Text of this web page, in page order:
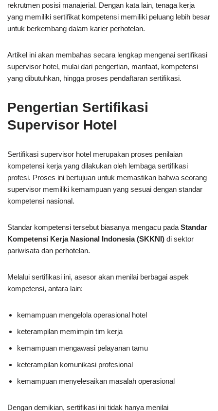
rekrutmen posisi manajerial. Dengan kata lain, tenaga kerja
yang memiliki sertifikat kompetensi memiliki peluang lebih besar
untuk berkembang dalam karier perhotelan.
Artikel ini akan membahas secara lengkap mengenai sertifikasi
supervisor hotel, mulai dari pengertian, manfaat, kompetensi
yang dibutuhkan, hingga proses pendaftaran sertifikasi.
Pengertian Sertifikasi
Supervisor Hotel
Sertifikasi supervisor hotel merupakan proses penilaian
kompetensi kerja yang dilakukan oleh lembaga sertifikasi
profesi. Proses ini bertujuan untuk memastikan bahwa seorang
supervisor memiliki kemampuan yang sesuai dengan standar
kompetensi nasional.
Standar kompetensi tersebut biasanya mengacu pada Standar
Kompetensi Kerja Nasional Indonesia (SKKNI) di sektor
pariwisata dan perhotelan.
Melalui sertifikasi ini, asesor akan menilai berbagai aspek
kompetensi, antara lain:
kemampuan mengelola operasional hotel
keterampilan memimpin tim kerja
kemampuan mengawasi pelayanan tamu
keterampilan komunikasi profesional
kemampuan menyelesaikan masalah operasional
Dengan demikian, sertifikasi ini tidak hanya menilai